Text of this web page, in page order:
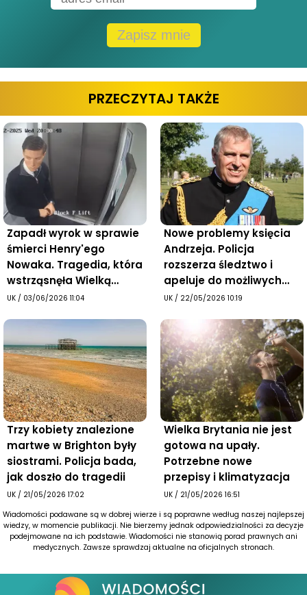
Zapisz mnie
PRZECZYTAJ TAKŻE
Zapadł wyrok w sprawie
śmierci Henry'ego
Nowaka. Tragedia, która
wstrząsnęła Wielką
Brytanią
UK / 03/06/2026 11:04
Nowe problemy księcia
Andrzeja. Policja
rozszerza śledztwo i
apeluje do możliwych
ofiar
UK / 22/05/2026 10:19
Trzy kobiety znalezione
martwe w Brighton były
siostrami. Policja bada,
jak doszło do tragedii
UK / 21/05/2026 17:02
Wielka Brytania nie jest
gotowa na upały.
Potrzebne nowe
przepisy i klimatyzacja
UK / 21/05/2026 16:51
Wiadomości podawane są w dobrej wierze i są poprawne według naszej najlepszej
wiedzy, w momencie publikacji. Nie bierzemy jednak odpowiedzialności za decyzje
podejmowane na ich podstawie. Wiadomości nie stanowią porad prawnych ani
medycznych. Zawsze sprawdzaj aktualne na oficjalnych stronach.